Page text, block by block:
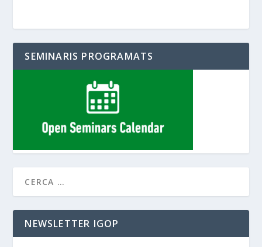
SEMINARIS PROGRAMATS
NEWSLETTER IGOP